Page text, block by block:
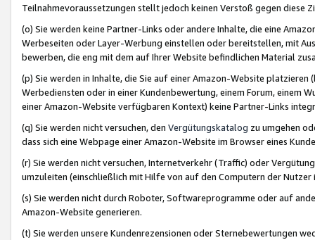
Teilnahmevoraussetzungen stellt jedoch keinen Verstoß gegen diese
(o) Sie werden keine Partner-Links oder andere Inhalte, die eine
Werbeseiten oder Layer-Werbung einstellen oder bereitstellen, mit
bewerben, die eng mit dem auf Ihrer Website befindlichen Material
(p) Sie werden in Inhalte, die Sie auf einer Amazon-Website
Werbediensten oder in einer Kundenbewertung, einem Forum, einem
einer Amazon-Website verfügbaren Kontext) keine Partner-Links
(q) Sie werden nicht versuchen, den Vergütungskatalog zu umgehen
dass sich eine Webpage einer Amazon-Website im Browser eines
(r) Sie werden nicht versuchen, Internetverkehr (Traffic) oder
umzuleiten (einschließlich mit Hilfe von auf den Computern der
(s) Sie werden nicht durch Roboter, Softwareprogramme oder auf
Amazon-Website generieren.
(t) Sie werden unsere Kundenrezensionen oder Sternebewertungen